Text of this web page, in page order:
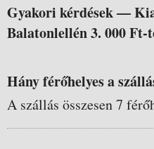
Gyakori kérdések —
Balatonlellén 3. 000 Ft-
Hány férőhelyes a
A szállás összesen 7